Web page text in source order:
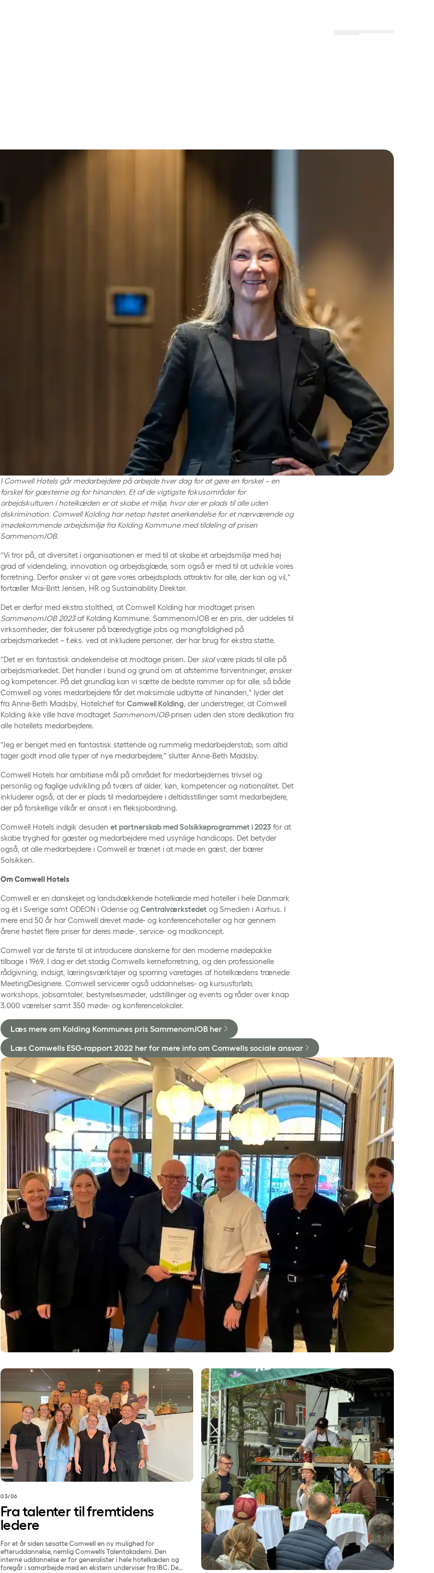
I Comwell Hotels går medarbejdere på arbejde hver dag for at gøre en forskel – en
forskel for gæsterne og for hinanden. Et af de vigtigste fokusområder for
arbejdskulturen i hotelkæden er at skabe et miljø, hvor der er plads til alle uden
diskrimination. Comwell Kolding har netop høstet anerkendelse for et nærværende og
imødekommende arbejdsmiljø fra Kolding Kommune med tildeling af prisen
SammenomJOB.
”Vi tror på, at diversitet i organisationen er med til at skabe et arbejdsmiljø med høj
grad af videndeling, innovation og arbejdsglæde, som også er med til at udvikle vores
forretning. Derfor ønsker vi at gøre vores arbejdsplads attraktiv for alle, der kan og vil,”
fortæller Mai-Britt Jensen, HR og Sustainability Direktør.
Det er derfor med ekstra stolthed, at Comwell Kolding har modtaget prisen
SammenomJOB 2023af Kolding Kommune. SammenomJOB er en pris, der uddeles til
virksomheder, der fokuserer på bæredygtige jobs og mangfoldighed på
arbejdsmarkedet – f.eks. ved at inkludere personer, der har brug for ekstra støtte.
”Det er en fantastisk andekendelse at modtage prisen. Der skalvære plads til alle på
arbejdsmarkedet. Det handler i bund og grund om at afstemme forventninger, ønsker
og kompetencer. På det grundlag kan vi sætte de bedste rammer op for alle, så både
Comwell og vores medarbejdere får det maksimale udbytte af hinanden,” lyder det
fra Anne-Beth Madsby, Hotelchef for Comwell Kolding , der understreger, at Comwell
Kolding ikke ville have modtaget SammenomJOB-prisen uden den store dedikation fra
alle hotellets medarbejdere.
”Jeg er beriget med en fantastisk støttende og rummelig medarbejderstab, som altid
tager godt imod alle typer af nye medarbejdere,” slutter Anne-Beth Madsby.
Comwell Hotels har ambitiøse mål på området for medarbejdernes trivsel og
personlig og faglige udvikling på tværs af alder, køn, kompetencer og nationalitet. Det
inkluderer også, at der er plads til medarbejdere i deltidsstillinger samt medarbejdere,
der på forskellige vilkår er ansat i en fleksjobordning.
Comwell Hotels indgik desuden et partnerskab med Solsikkeprogrammet i 2023 for at
skabe tryghed for gæster og medarbejdere med usynlige handicaps. Det betyder
også, at alle medarbejdere i Comwell er trænet i at møde en gæst, der bærer
Solsikken.
Om Comwell Hotels
Comwell er en danskejet og landsdækkende hotelkæde med hoteller i hele Danmark
og ét i Sverige samt ODEON i Odense og Centralværkstedet og Smedien i Aarhus. I
mere end 50 år har Comwell drevet møde- og konferencehoteller og har gennem
årene høstet flere priser for deres møde-, service- og madkoncept.
Comwell var de første til at introducere danskerne for den moderne mødepakke
tilbage i 1969. I dag er det stadig Comwells kerneforretning, og den professionelle
rådgivning, indsigt, læringsværktøjer og sparring varetages af hotelkædens trænede
MeetingDesignere. Comwell servicerer også uddannelses- og kursusforløb,
workshops, jobsamtaler, bestyrelsesmøder, udstillinger og events og råder over knap
3.000 værelser samt 350 møde- og konferencelokaler.
Læs mere om Kolding Kommunes pris SammenomJOB her
Læs Comwells ESG-rapport 2022 her for mere info om Comwells sociale ansvar
Fra talenter til fremtidens ledere
03/06
Fra talenter til fremtidens
ledere
For et år siden søsatte Comwell en ny mulighed for
efteruddannelse, nemlig Comwells Talentakademi. Den
interne uddannelse er for generalister i hele hotelkæden og
foregår i samarbejde med en ekstern underviser fra IBC. Det
Comwell og Coor indtog Madens Folkemøde: Grøn smag og